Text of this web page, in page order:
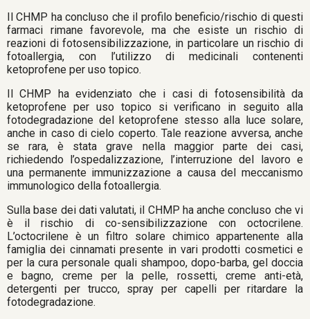
Il CHMP ha concluso che il profilo beneficio/rischio di questi
farmaci rimane favorevole, ma che esiste un rischio di
reazioni di fotosensibilizzazione, in particolare un rischio di
fotoallergia, con l’utilizzo di medicinali contenenti
ketoprofene per uso topico.
Il CHMP ha evidenziato che i casi di fotosensibilità da
ketoprofene per uso topico si verificano in seguito alla
fotodegradazione del ketoprofene stesso alla luce solare,
anche in caso di cielo coperto. Tale reazione avversa, anche
se rara, è stata grave nella maggior parte dei casi,
richiedendo l’ospedalizzazione, l’interruzione del lavoro e
una permanente immunizzazione a causa del meccanismo
immunologico della fotoallergia.
Sulla base dei dati valutati, il CHMP ha anche concluso che vi
è il rischio di co-sensibilizzazione con octocrilene.
L’octocrilene è un filtro solare chimico appartenente alla
famiglia dei cinnamati presente in vari prodotti cosmetici e
per la cura personale quali shampoo, dopo-barba, gel doccia
e bagno, creme per la pelle, rossetti, creme anti-età,
detergenti per trucco, spray per capelli per ritardare la
fotodegradazione.